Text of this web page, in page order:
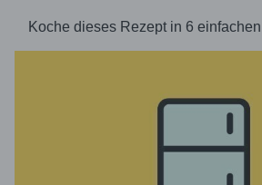
Koche dieses Rezept in 6